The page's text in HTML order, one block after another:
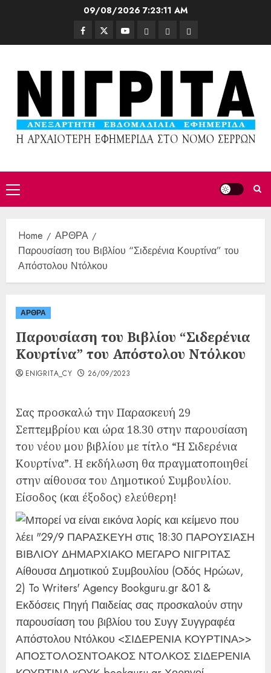
09/08/2026 7:23:13 AM
Home
ΑΡΘΡΑ
Παρουσίαση του Βιβλίου “Σιδερένια Κουρτίνα” του
Απόστολου Ντόλκου
ΑΡΘΡΑ
Παρουσίαση του Βιβλίου “Σιδερένια
Κουρτίνα” του Απόστολου Ντόλκου
ENIGRITA_CY 26/09/2023
Σας προσκαλώ την Παρασκευή 29
Σεπτεμβρίου και ώρα 18.30 στην παρουσίαση
του νέου μου βιβλίου με τίτλο “Η Σιδερένια
Κουρτίνα”. Η εκδήλωση θα πραγματοποιηθεί
στην αίθουσα του Δημοτικού Συμβουλίου.
Είσοδος (και έξοδος) ελεύθερη!